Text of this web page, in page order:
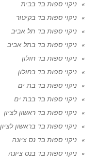
ניקוי ספות בד בבית
ניקוי ספות בד בקיטור
ניקוי ספות בד תל אביב
ניקוי ספות בד בתל אביב
ניקוי ספות בד חולון
ניקוי ספות בד בחולון
ניקוי ספות בד בת ים
ניקוי ספות בד בבת ים
ניקוי ספות בד ראשון לציון
ניקוי ספות בד בראשון לציון
ניקוי ספות בד נס ציונה
ניקוי ספות בד בנס ציונה